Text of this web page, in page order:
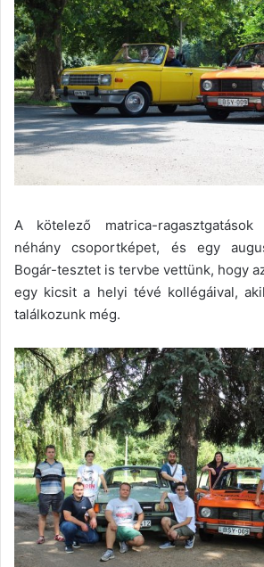
A kötelező matrica-
néhány csoportképet, és egy
Bogár-tesztet is tervbe vettünk, hogy
egy kicsit a helyi tévé kollégáival,
találkozunk még.